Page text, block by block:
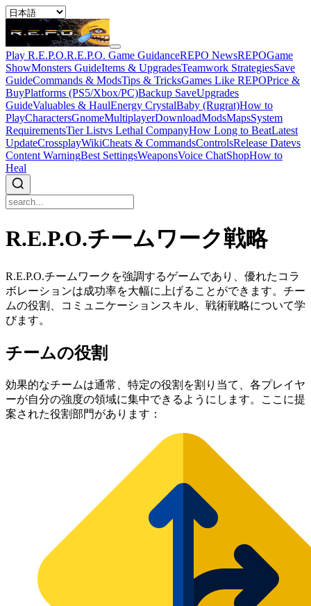
Play R.E.P.O.R.E.P.O. Game GuidanceREPO NewsREPOGame
ShowMonsters GuideItems & UpgradesTeamwork StrategiesSave
GuideCommands & ModsTips & TricksGames Like REPOPrice &
BuyPlatforms (PS5/Xbox/PC)Backup SaveUpgrades
GuideValuables & HaulEnergy CrystalBaby (Rugrat)How to
PlayCharactersGnomeMultiplayerDownloadModsMapsSystem
RequirementsTier Listvs Lethal CompanyHow Long to BeatLatest
UpdateCrossplayWikiCheats & CommandsControlsRelease Datevs
Content WarningBest SettingsWeaponsVoice ChatShopHow to
Heal
R.E.P.O.チームワーク戦略
R.E.P.O.チームワークを強調するゲームであり、優れたコラ
ボレーションは成功率を大幅に上げることができます。チー
ムの役割、コミュニケーションスキル、戦術戦略について学
びます。
チームの役割
効果的なチームは通常、特定の役割を割り当て、各プレイヤ
ーが自分の強度の領域に集中できるようにします。ここに提
案された役割部門があります：